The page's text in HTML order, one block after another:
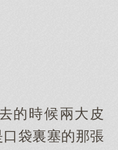
的時候兩大皮
袋裏塞的那張